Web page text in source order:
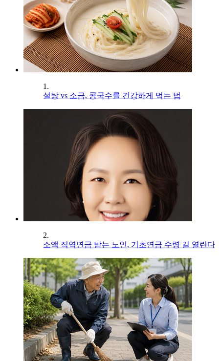
1.
설탕 vs 소금, 콩국수를 건강하게 먹는 법
2.
소액 직역연금 받는 노인, 기초연금 수령 길 열린다